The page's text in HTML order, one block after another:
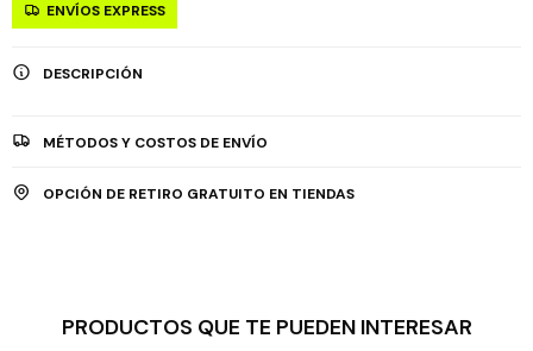
ENVÍOS EXPRESS
DESCRIPCIÓN
MÉTODOS Y COSTOS DE ENVÍO
OPCIÓN DE RETIRO GRATUITO EN TIENDAS
PRODUCTOS QUE TE PUEDEN INTERESAR